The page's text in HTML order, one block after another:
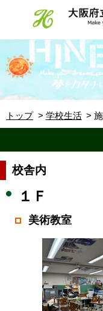
トップ 学校生活
校舎内
１Ｆ
美術教室